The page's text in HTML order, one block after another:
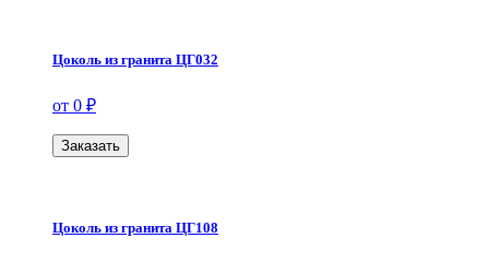
Цоколь из гранита ЦГ032
от 0 ₽
Заказать
Цоколь из гранита ЦГ108